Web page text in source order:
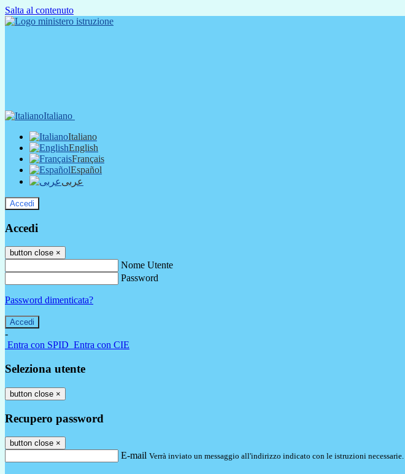
Salta al contenuto
Italiano
Italiano
English
Français
Español
عربى
Accedi
Accedi
button close ×
Nome Utente
Password
Password dimenticata?
-
Entra con SPID Entra con CIE
Seleziona utente
button close ×
Recupero password
button close ×
E-mail Verrà inviato un messaggio all'indirizzo indicato con le istruzioni necessarie.